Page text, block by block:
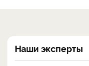
Наши эксперты